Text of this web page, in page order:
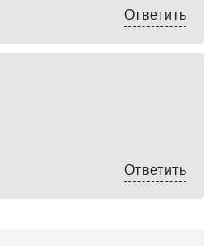
Ответить
Ответить